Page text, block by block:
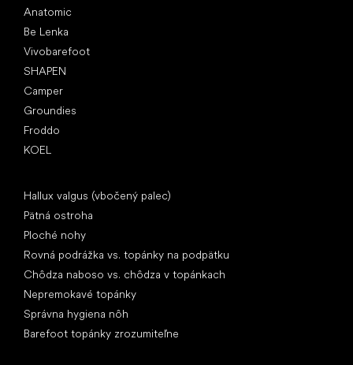
Anatomic
Be Lenka
Vivobarefoot
SHAPEN
Camper
Groundies
Froddo
KOEL
Hallux valgus (vbočený palec)
Pätná ostroha
Ploché nohy
Rovná podrážka vs. topánky na podpätku
Chôdza naboso vs. chôdza v topánkach
Nepremokavé topánky
Správna hygiena nôh
Barefoot topánky zrozumiteľne